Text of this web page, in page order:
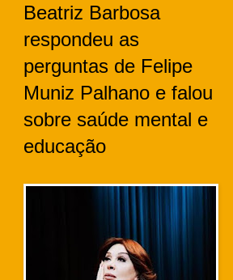
Beatriz Barbosa
respondeu as
perguntas de Felipe
Muniz Palhano e falou
sobre saúde mental e
educação